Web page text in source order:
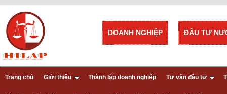
ĐẦU TƯ
DOANH NGHIỆP
Trang chủ Giới thiệu Thành lập doanh nghiệp Tư vấn đầu tư